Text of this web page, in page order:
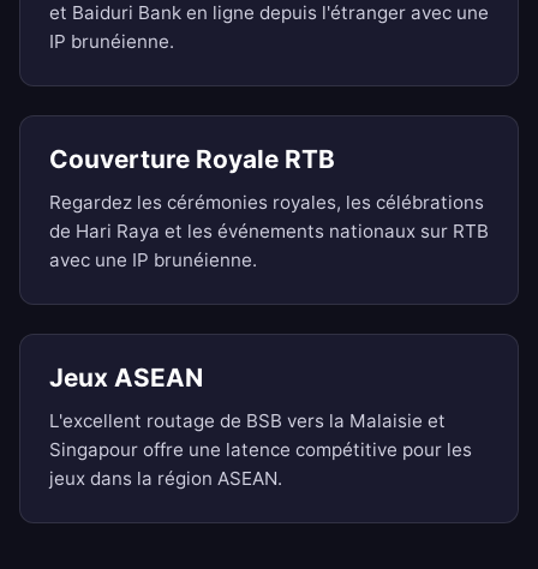
et Baiduri Bank en ligne depuis l'étranger avec une
IP brunéienne.
Couverture Royale RTB
Regardez les cérémonies royales, les célébrations
de Hari Raya et les événements nationaux sur RTB
avec une IP brunéienne.
Jeux ASEAN
L'excellent routage de BSB vers la Malaisie et
Singapour offre une latence compétitive pour les
jeux dans la région ASEAN.